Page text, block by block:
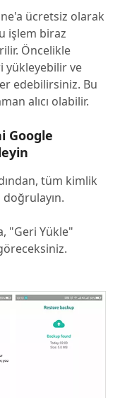
ücretsiz olarak
işlem biraz
Öncelikle
yükleyebilir ve
edebilirsiniz. Bu
alıcı olabilir.
Google
tüm kimlik
doğrulayın.
"Geri Yükle"